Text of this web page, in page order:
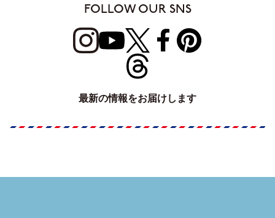
FOLLOW OUR SNS
最新の情報をお届けします